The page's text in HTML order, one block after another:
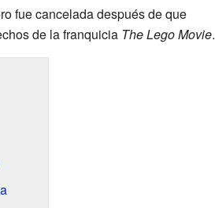
fue cancelada después de que
de la franquicia The Lego Movie.